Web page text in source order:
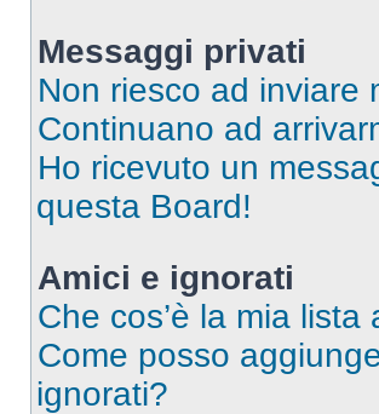
Messaggi privati
Non riesco ad inviare
Continuano ad
Ho ricevuto un
questa Board!
Amici e ignorati
Che cos’è la mia
Come posso
ignorati?